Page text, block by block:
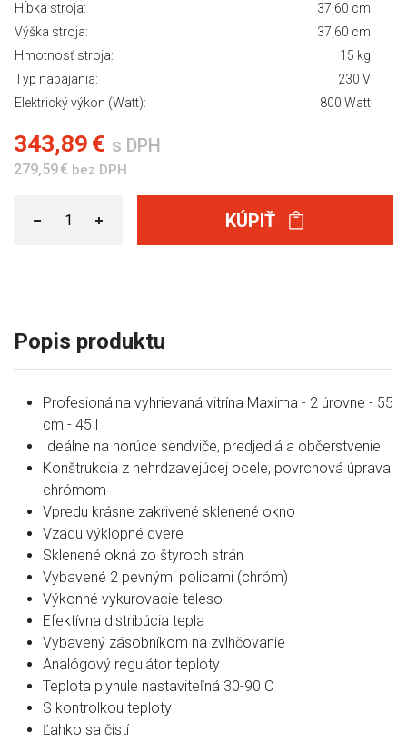
Hĺbka stroja:
37,60 cm
Výška stroja:
37,60 cm
Hmotnosť stroja:
15 kg
Typ napájania:
230 V
Elektrický výkon (Watt):
800 Watt
343,89 € s DPH
279,59 € bez DPH
KÚPIŤ
Popis produktu
Profesionálna vyhrievaná vitrína Maxima - 2 úrovne - 55
cm - 45 l
Ideálne na horúce sendviče, predjedlá a občerstvenie
Konštrukcia z nehrdzavejúcej ocele, povrchová úprava
chrómom
Vpredu krásne zakrivené sklenené okno
Vzadu výklopné dvere
Sklenené okná zo štyroch strán
Vybavené 2 pevnými policami (chróm)
Výkonné vykurovacie teleso
Efektívna distribúcia tepla
Vybavený zásobníkom na zvlhčovanie
Analógový regulátor teploty
Teplota plynule nastaviteľná 30-90 C
S kontrolkou teploty
Ľahko sa čistí